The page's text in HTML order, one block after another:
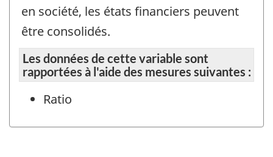
en société, les états financiers peuvent
être consolidés.
Les données de cette variable sont
rapportées à l'aide des mesures suivantes :
Ratio